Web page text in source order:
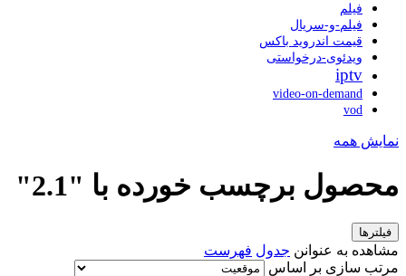
فیلم
فیلم-و-سریال
قیمت اندروید باکس
ویدئوی-درخواستی
iptv
video-on-demand
vod
نمایش همه
محصول برچسب خورده با "2.1"
فیلترها
مشاهده به عنوانن جدول فهرست
مرتب سازی بر اساس